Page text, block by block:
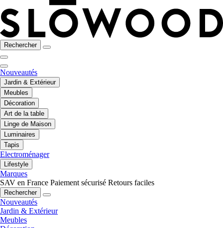
Rechercher
Nouveautés
Jardin & Extérieur
Meubles
Décoration
Art de la table
Linge de Maison
Luminaires
Tapis
Electroménager
Lifestyle
Marques
SAV en France Paiement sécurisé Retours faciles
Rechercher
Nouveautés
Jardin & Extérieur
Meubles